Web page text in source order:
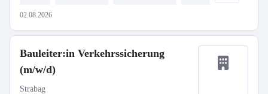
02.08.2026
Bauleiter:in Verkehrssicherung
(m/w/d)
Strabag